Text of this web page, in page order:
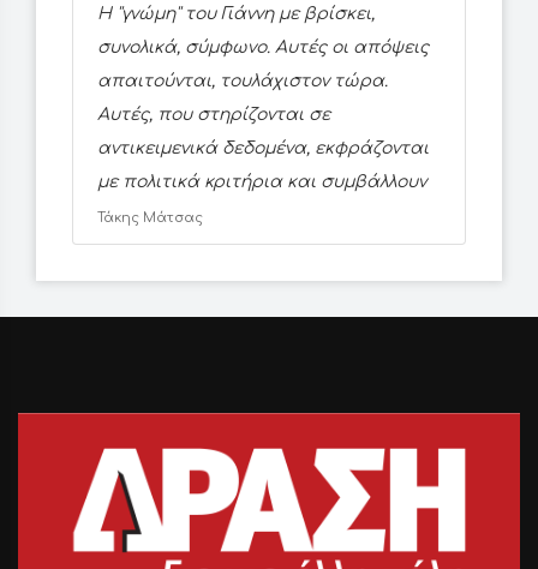
Η ''γνώμη'' του Γιάννη με βρίσκει,
συνολικά, σύμφωνο. Αυτές οι απόψεις
απαιτούνται, τουλάχιστον τώρα.
Αυτές, που στηρίζονται σε
αντικειμενικά δεδομένα, εκφράζονται
με πολιτικά κριτήρια και συμβάλλουν
Τάκης Μάτσας